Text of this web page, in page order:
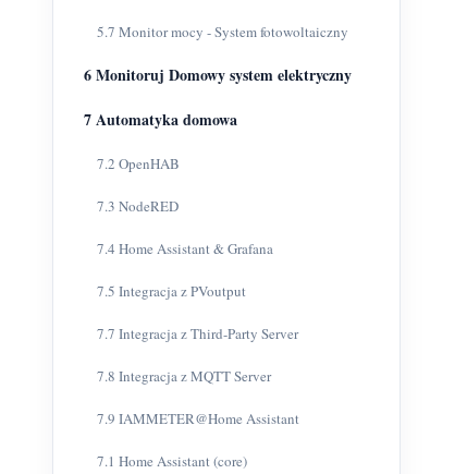
5.7 Monitor mocy - System fotowoltaiczny
6 Monitoruj Domowy system elektryczny
7 Automatyka domowa
7.2 OpenHAB
7.3 NodeRED
7.4 Home Assistant & Grafana
7.5 Integracja z PVoutput
7.7 Integracja z Third-Party Server
7.8 Integracja z MQTT Server
7.9 IAMMETER@Home Assistant
7.1 Home Assistant (core)